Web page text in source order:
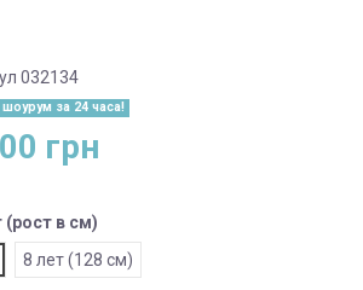
032134
за 24 часа!
грн
(рост в см)
8 лет (128 см)